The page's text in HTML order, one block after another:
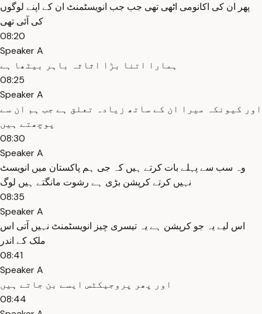
پھر ان کی اکانومی اٹھی تھی جب جب انویسٹمنٹ ان کے اپنے لوگوں
کی آئی تھی
08:20
Speaker A
ہمارا اتنا بڑا اثاثہ باہر بیٹھا ہے
08:25
Speaker A
اور کیونکہ میرا ان کے ساتھ زیادہ تعلق ہے جب ہم ان سے
پوچھتے ہیں
08:30
Speaker A
وہ سب سے پہلے بات کرتے ہیں کہ جی ہم پاکستان میں انویسٹ
نہیں کرتے کرپشن بڑی ہے رشوت مانگتے ہیں لوگ
08:35
Speaker A
اس لیے یہ جو کرپشن ہے یہ تیسری چیز انویسٹمنٹ نہیں آتی اس
ملک کے اندر
08:41
Speaker A
اور پھر پروجیکٹس ایسے بن جاتے ہیں
08:44